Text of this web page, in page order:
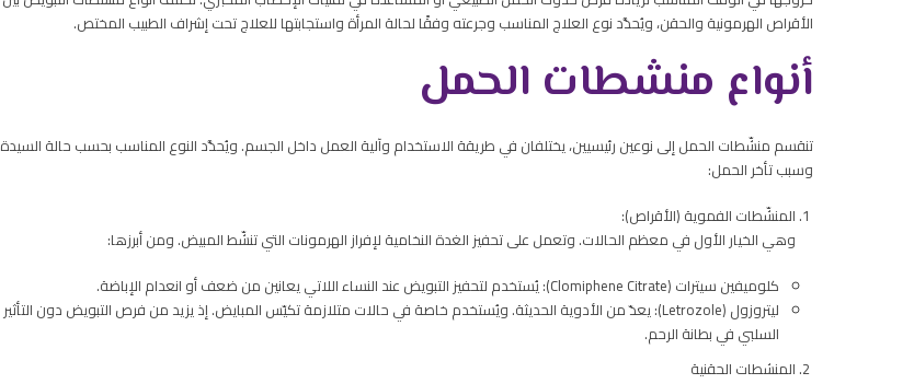
الأقراص الهرمونية والحقن، ويُحدَّد نوع العلاج المناسب وجرعته وفقًا لحالة المرأة واستجابتها للعلاج تحت إشراف الطبيب المختص.
أنواع منشطات الحمل
تنقسم منشّطات الحمل إلى نوعين رئيسيين، يختلفان في طريقة الاستخدام وآلية العمل داخل الجسم. ويُحدَّد النوع المناسب بحسب حالة السيدة
وسبب تأخر الحمل:
المنشّطات الفموية (الأقراص):
وهي الخيار الأول في معظم الحالات. وتعمل على تحفيز الغدة النخامية لإفراز الهرمونات التي تنشّط المبيض. ومن أبرزها:
كلوميفين سيترات (Clomiphene Citrate): يُستخدم لتحفيز التبويض عند النساء اللاتي يعانين من ضعف أو انعدام الإباضة.
ليتروزول (Letrozole): يعدّ من الأدوية الحديثة. ويُستخدم خاصة في حالات متلازمة تكيّس المبايض. إذ يزيد من فرص التبويض دون التأثير
السلبي في بطانة الرحم.
المنشطات الحقنية